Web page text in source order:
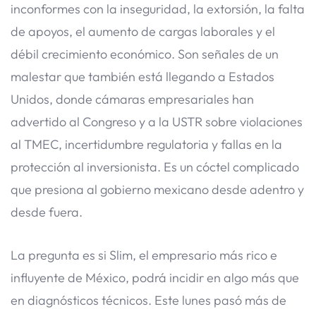
inconformes con la inseguridad, la extorsión, la falta
de apoyos, el aumento de cargas laborales y el
débil crecimiento económico. Son señales de un
malestar que también está llegando a Estados
Unidos, donde cámaras empresariales han
advertido al Congreso y a la USTR sobre violaciones
al TMEC, incertidumbre regulatoria y fallas en la
protección al inversionista. Es un cóctel complicado
que presiona al gobierno mexicano desde adentro y
desde fuera.
La pregunta es si Slim, el empresario más rico e
influyente de México, podrá incidir en algo más que
en diagnósticos técnicos. Este lunes pasó más de